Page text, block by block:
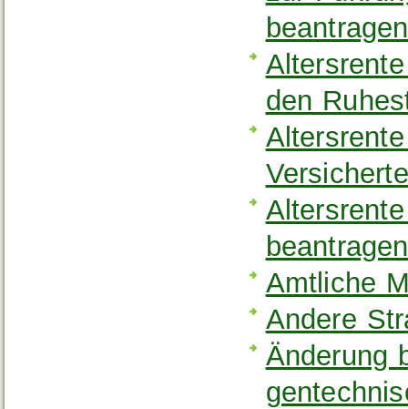
beantragen
den
beantragen
Amtliche
Andere
Änderung